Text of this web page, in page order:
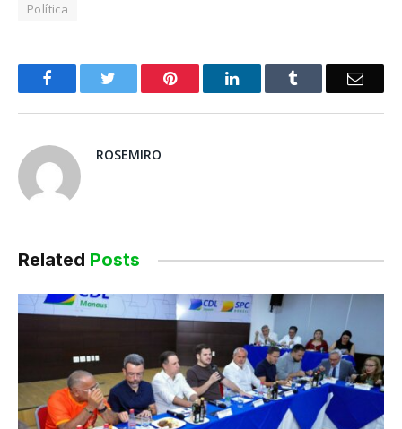
Política
o
Pinterest LinkedIn
E-
ROSEMIRO
Related Posts